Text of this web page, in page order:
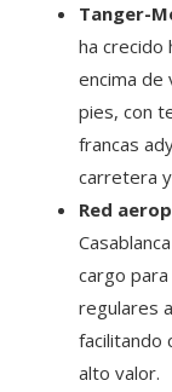
Tanger-
ha crecido
encima de
pies, con
francas
carretera
Red
cargo
regulares
facilitando
alto valor.